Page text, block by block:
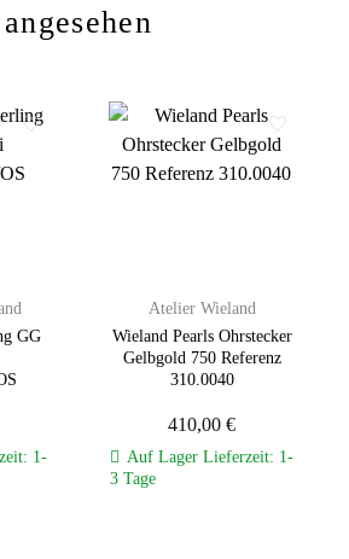
angesehen
Zur
GG
1-
Zur
Wunschliste
Atelier Wieland
Wieland Pearls Ohrstecker
Gelbgold 750 Referenz
310.0040
410,00 €
Auf Lager Lieferzeit: 1-
3 Tage